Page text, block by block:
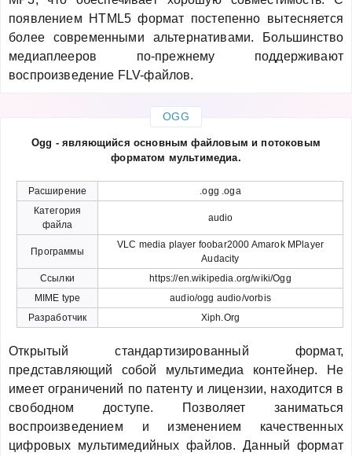
появлением HTML5 формат постепенно вытесняется
более современными альтернативами. Большинство
медиаплееров по-прежнему поддерживают
воспроизведение FLV-файлов.
OGG
Ogg - являющийся основным файловым и потоковым
форматом мультимедиа.
Расширение
.ogg .oga
Категория
файла
audio
Программы
VLC media player foobar2000 Amarok MPlayer
Audacity
Ссылки
https://en.wikipedia.org/wiki/Ogg
MIME type
audio/ogg audio/vorbis
Разработчик
Xiph.Org
Открытый стандартизированный формат,
представляющий собой мультимедиа контейнер. Не
имеет ограничений по патенту и лицензии, находится в
свободном доступе. Позволяет заниматься
воспроизведением и изменением качественных
цифровых мультимедийных файлов. Данный формат